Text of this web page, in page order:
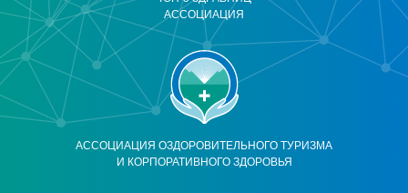
АССОЦИАЦИЯ ОЗДОРОВИТЕЛЬНОГО ТУРИЗМА
И КОРПОРАТИВНОГО ЗДОРОВЬЯ
АССОЦИАЦИЯ